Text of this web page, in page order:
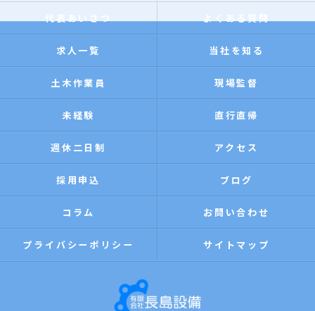
代表あいさつ よくある質問
求人一覧 当社を知る
土木作業員 現場監督
未経験 直行直帰
週休二日制 アクセス
採用申込 ブログ
コラム お問い合わせ
プライバシーポリシー サイトマップ